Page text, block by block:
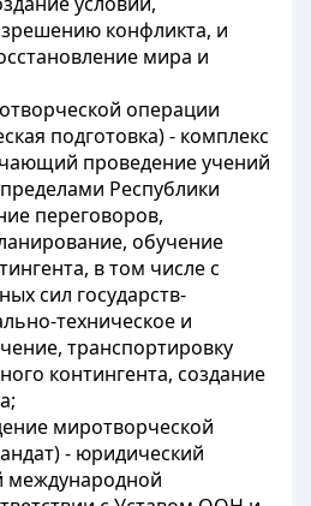
конфликта, и
мира и
операции
подготовка) - комплекс
проведение учений
Республики
переговоров,
обучение
в том числе с
сил государств-
техническое и
транспортировку
контингента, создание
миротворческой
- юридический
международной